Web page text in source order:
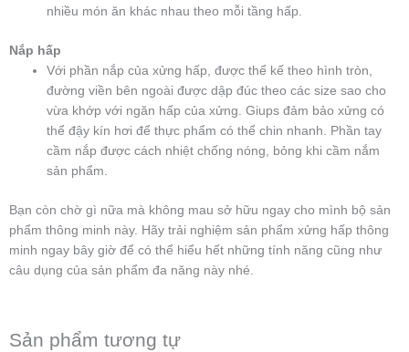
nhiều món ăn khác nhau theo mỗi tầng hấp.
Nắp hấp
Với phần nắp của xửng hấp, được thể kế theo hình tròn,
đường viền bên ngoài được dập đúc theo các size sao cho
vừa khớp với ngăn hấp của xửng. Giups đảm bảo xửng có
thể đậy kín hơi để thực phẩm có thể chin nhanh. Phần tay
cầm nắp được cách nhiệt chống nóng, bỏng khi cầm nắm
sản phẩm.
Bạn còn chờ gì nữa mà không mau sở hữu ngay cho mình bộ sản
phẩm thông minh này. Hãy trải nghiệm sản phẩm xửng hấp thông
minh ngay bây giờ để có thể hiểu hết những tính năng cũng như
câu dụng của sản phẩm đa năng này nhé.
Sản phẩm tương tự